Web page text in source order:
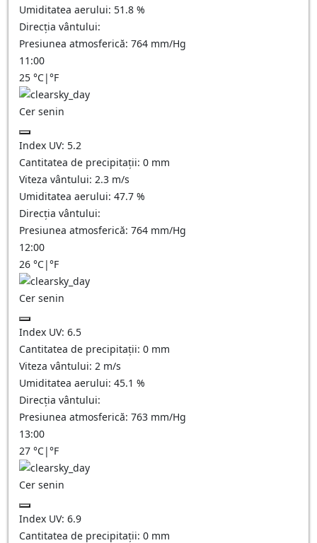
Umiditatea aerului: 51.8 %
Direcția vântului:
Presiunea atmosferică: 764 mm/Hg
11:00
25 °C|°F
Cer senin
Index UV: 5.2
Cantitatea de precipitații: 0 mm
Viteza vântului: 2.3 m/s
Umiditatea aerului: 47.7 %
Direcția vântului:
Presiunea atmosferică: 764 mm/Hg
12:00
26 °C|°F
Cer senin
Index UV: 6.5
Cantitatea de precipitații: 0 mm
Viteza vântului: 2 m/s
Umiditatea aerului: 45.1 %
Direcția vântului:
Presiunea atmosferică: 763 mm/Hg
13:00
27 °C|°F
Cer senin
Index UV: 6.9
Cantitatea de precipitații: 0 mm